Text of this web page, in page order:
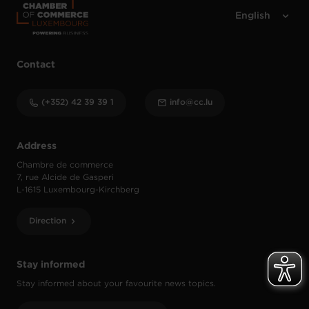
Stay informed
Stay informed about your favourite news topics.
Address
Chambre de commerce
7, rue Alcide de Gasperi
L-1615 Luxembourg-Kirchberg
Direction
Contact
(+352) 42 39 39 1 info@cc.lu